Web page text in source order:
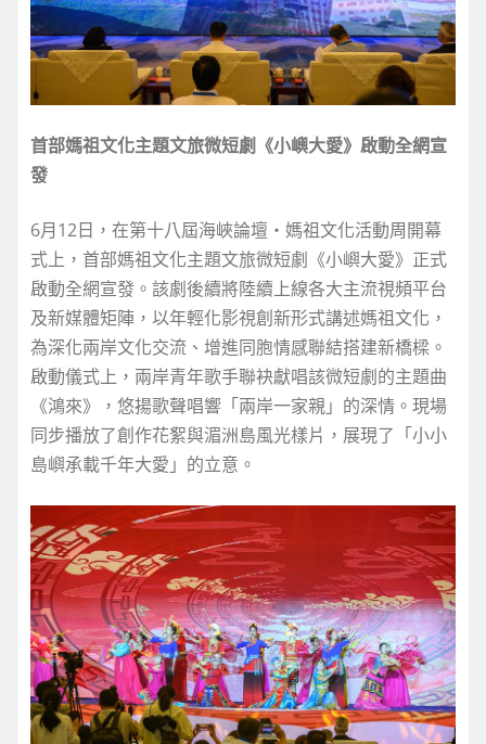
首部媽祖文化主題文旅微短劇《小嶼大愛》啟動全網宣
發
6月12日，在第十八屆海峽論壇‧媽祖文化活動周開幕
式上，首部媽祖文化主題文旅微短劇《小嶼大愛》正式
啟動全網宣發。該劇後續將陸續上線各大主流視頻平台
及新媒體矩陣，以年輕化影視創新形式講述媽祖文化，
為深化兩岸文化交流、增進同胞情感聯結搭建新橋樑。
啟動儀式上，兩岸青年歌手聯袂獻唱該微短劇的主題曲
《鴻來》，悠揚歌聲唱響「兩岸一家親」的深情。現場
同步播放了創作花絮與湄洲島風光樣片，展現了「小小
島嶼承載千年大愛」的立意。